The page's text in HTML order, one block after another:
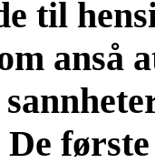
til
anså